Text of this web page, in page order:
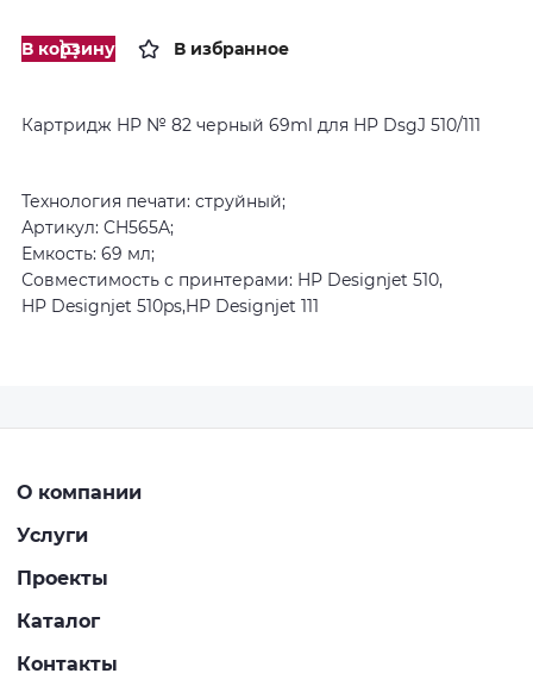
В корзину В избранное
Картридж HP № 82 черный 69ml для HP DsgJ 510/111
Технология печати: струйный;
Артикул: CH565A;
Емкость: 69 мл;
Совместимость с принтерами: HP Designjet 510,
HP Designjet 510ps,HP Designjet 111
О компании
Услуги
Проекты
Каталог
Контакты